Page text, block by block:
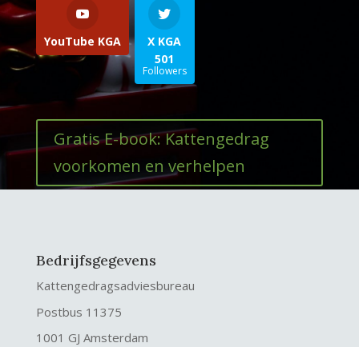
YouTube KGA
X KGA
501
Followers
Gratis E-book: Kattengedrag
voorkomen en verhelpen
Bedrijfsgegevens
Kattengedragsadviesbureau
Postbus 11375
1001 GJ Amsterdam